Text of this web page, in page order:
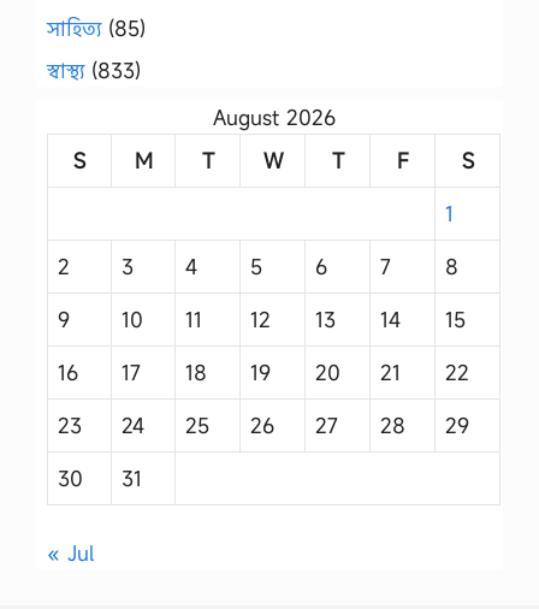
সাহিত্য(85)
স্বাস্থ্য(833)
August 2026
S
M T W T F
S
1
2
3 4 5 6 7
8
9
10 11 12 13 14
15
16
17 18 19 20 21
22
23
24 25 26 27 28
29
30
31
« Jul